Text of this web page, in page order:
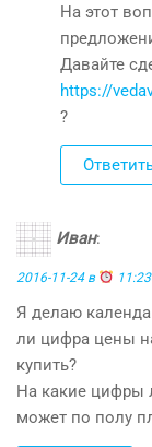
На этот
Давайте
https://
?
Иван:
2016-11-24 в 11:23
Я делаю
ли цифра цены
купить?
На какие цифры
может по полу